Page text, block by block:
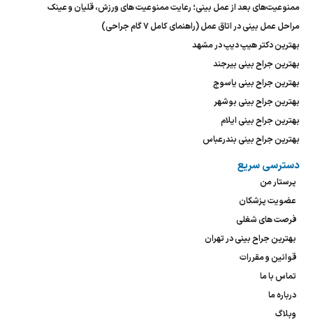
ممنوعیت‌های بعد از عمل بینی؛ رعایت ممنوعیت های ورزش، قلیان و عینک
مراحل عمل بینی در اتاق عمل (راهنمای کامل ۷ گام جراحی)
بهترین دکتر هیپ دیپ در مشهد
بهترین جراح بینی بیرجند
بهترین جراح بینی یاسوج
بهترین جراح بینی بوشهر
بهترین جراح بینی ایلام
بهترین جراح بینی بندرعباس
دسترسی سریع
پرستار من
عضویت پزشکان
فرصت های شغلی
بهترین جراح بینی در تهران
قوانین و مقررات
تماس با ما
درباره ما
وبلاگ